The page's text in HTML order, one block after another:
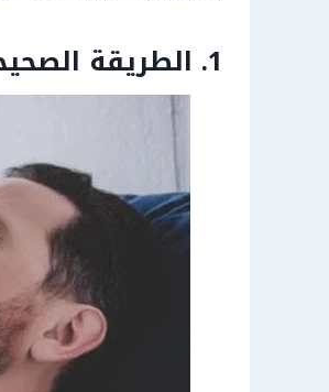
1. الطريقة الصحيحة لاستخدام بخاخ الجيوب الأنفية